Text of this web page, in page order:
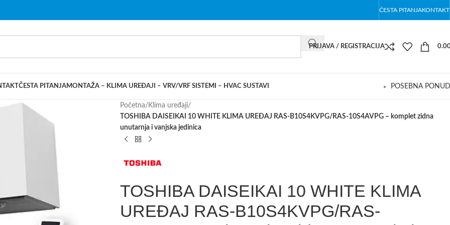
ČESTA PITANJAKONTAKT
PRIJAVA / REGISTRACIJA
ČESTA PITANJAMONTAŽA – KLIMA UREĐAJI – VRV/VRF SISTEMI – HVAC SUSTAVI POSEBNA
Početna/ Klima uređaji/
TOSHIBA DAISEIKAI 10 WHITE KLIMA UREĐAJ RAS-B10S4KVPG/RAS-10S4AVPG – komplet zidna
unutarnja i vanjska jedinica
TOSHIBA DAISEIKAI 10 WHITE KLIMA
UREĐAJ RAS-B10S4KVPG/RAS-